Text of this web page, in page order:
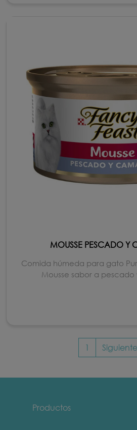
MOUSSE PESCADO Y
Comida húmeda para gato
Mousse sabor a
1 Siguiente
Productos